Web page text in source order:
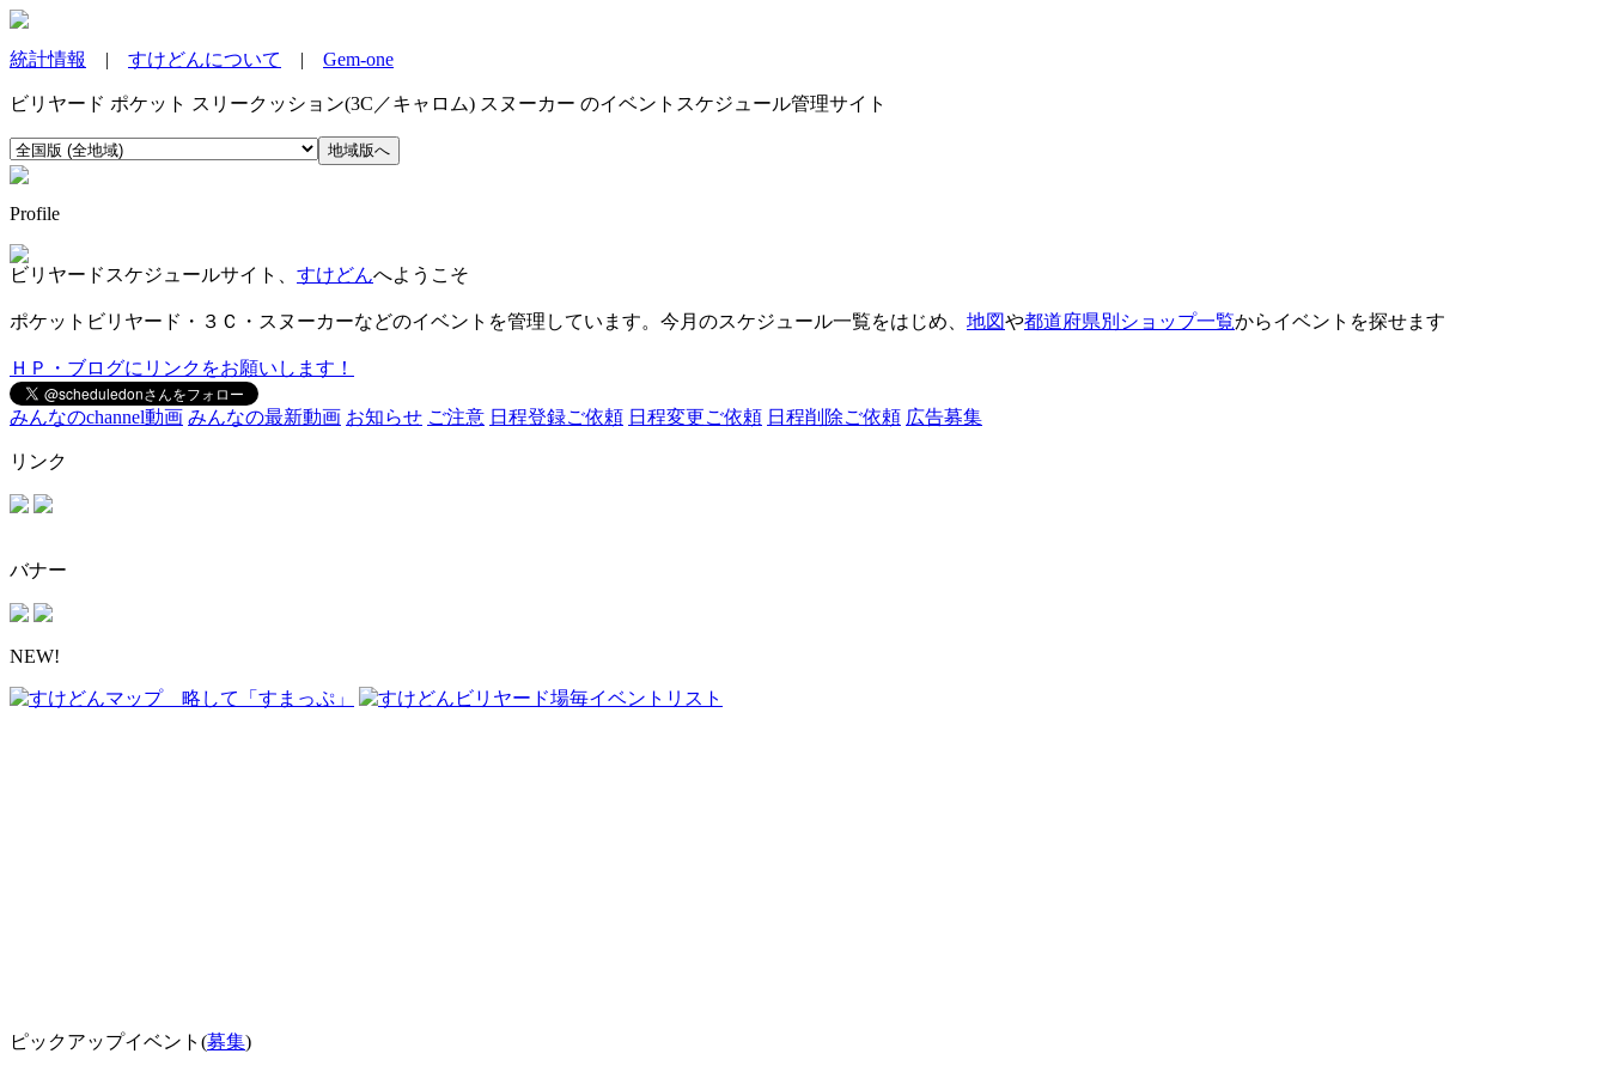
統計情報 | すけどんについて | Gem-one
ビリヤード ポケット スリークッション(3C／キャロム) スヌーカー のイベントスケジュール管理サイト
Profile
ビリヤードスケジュールサイト、 すけどんへようこそ
ポケットビリヤード・３Ｃ・スヌーカーなどのイベントを管理しています。今月のスケジュール一覧をはじめ、 地図や都道府県別ショップ一覧からイベントを探せます
ＨＰ・ブログにリンクをお願いします！
みんなのchannel動画 みんなの最新動画 お知らせ ご注意 日程登録ご依頼 日程変更ご依頼 日程削除ご依頼 広告募集
リンク
バナー
NEW!
ピックアップイベント(募集)